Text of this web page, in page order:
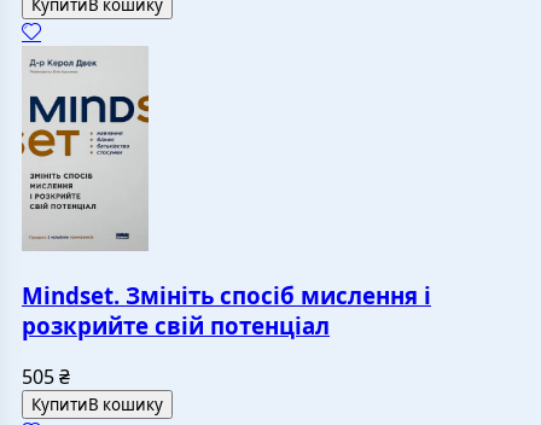
КупитиВ кошику
Mindset. Змініть спосіб мислення і
розкрийте свій потенціал
505₴
КупитиВ кошику